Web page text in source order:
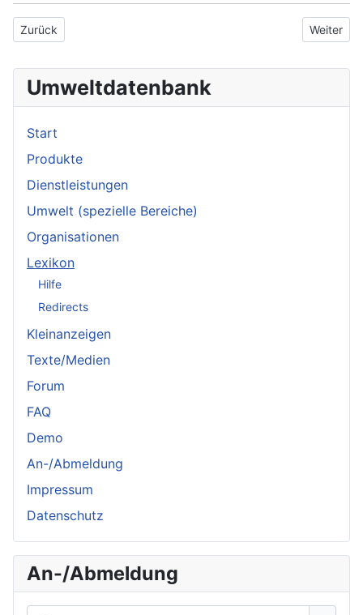
Vorheriger Beitrag: Phänomenen
Zurück Nächster
Weiter
Umweltdatenbank
Start
Produkte
Dienstleistungen
Umwelt (spezielle Bereiche)
Organisationen
Lexikon
Hilfe
Redirects
Kleinanzeigen
Texte/Medien
Forum
FAQ
Demo
An-/Abmeldung
Impressum
Datenschutz
An-/Abmeldung